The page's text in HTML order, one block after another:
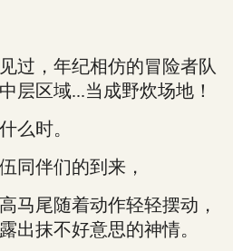
，年纪相仿的冒险者队
层区域...当成野炊场地！
时。
伴们的到来，
尾随着动作轻轻摆动，
出抹不好意思的神情。